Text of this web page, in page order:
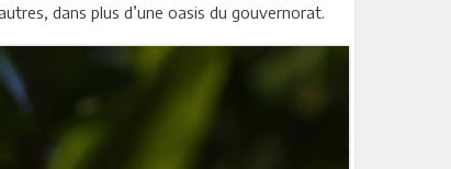
dans plus d’une oasis du gouvernorat.